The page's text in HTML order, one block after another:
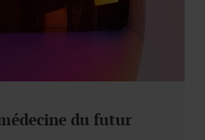
du futur